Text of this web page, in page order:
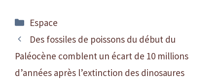
Catégories
Espace
Des fossiles de poissons du début du
Paléocène comblent un écart de 10 millions
d’années après l’extinction des dinosaures